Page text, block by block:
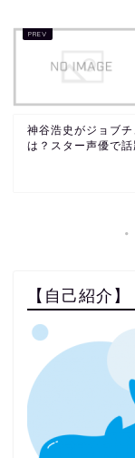
神谷浩史がジョブ
は？スター声優で話
【自己紹介】